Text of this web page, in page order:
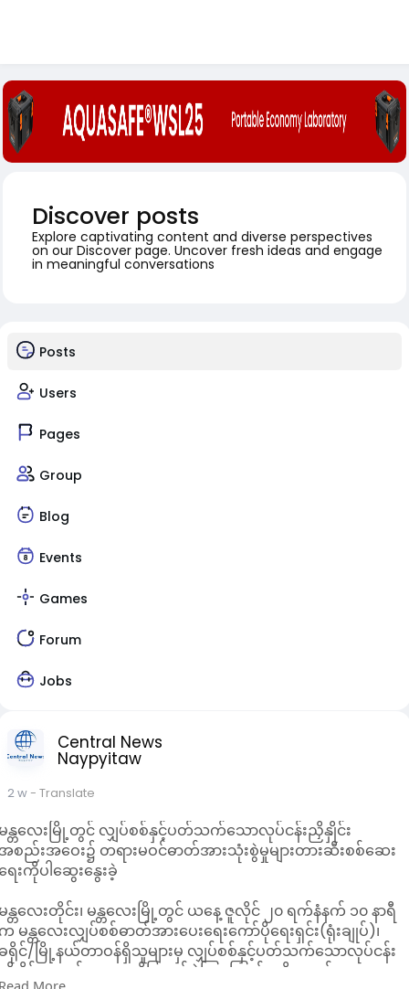
Discover posts
Explore captivating content and diverse perspectives
on our Discover page. Uncover fresh ideas and engage
in meaningful conversations
Posts
Users
Pages
Group
Blog
Events
Games
Forum
Jobs
Central News
Naypyitaw
2 w- Translate
န္တလေးမြို့တွင် လျှပ်စစ်နှင့်ပတ်သက်သောလုပ်ငန်းညှိနှိုင်း
စည်းအဝေး၌ တရားမဝင်ဓာတ်အားသုံးစွဲမှုများတားဆီးစစ်ဆေး
ေးကိုပါဆွေးနွေးခဲ့
န္တလေးတိုင်း၊ မန္တလေးမြို့တွင် ယနေ့ ဇူလိုင် ၂၀ ရက်နံနက် ၁၀ နာရီ
မန္တလေးလျှပ်စစ်ဓာတ်အားပေးရေးကော်ပိုရေးရှင်း(ရုံးချုပ်)၊
ရိုင်/မြို့နယ်တာဝန်ရှိသူများမှ လျှပ်စစ်နှင့်ပတ်သက်သောလုပ်ငန်း
နှိုင်းအစည်းအဝေးကိုပြုလုပ်ခဲ့ကြကြောင်း သိရသည်။
More